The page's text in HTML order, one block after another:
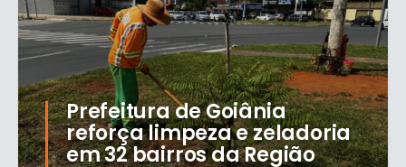
Prefeitura de Goiânia
reforça limpeza e zeladoria
em 32 bairros da Região